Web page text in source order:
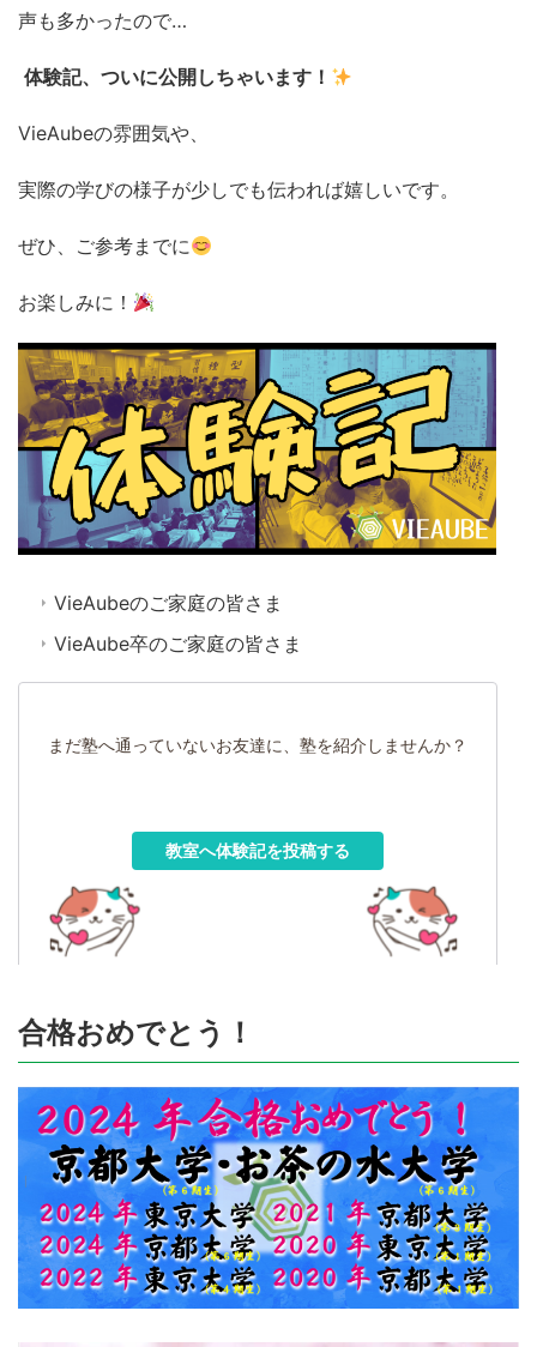
声も多かったので…
体験記、ついに公開しちゃいます！
VieAubeの雰囲気や、
実際の学びの様子が少しでも伝われば嬉しいです。
ぜひ、ご参考までに
お楽しみに！
VieAubeのご家庭の皆さま
VieAube卒のご家庭の皆さま
まだ塾へ通っていないお友達に、塾を紹介しませんか？
教室へ体験記を投稿する
合格おめでとう！